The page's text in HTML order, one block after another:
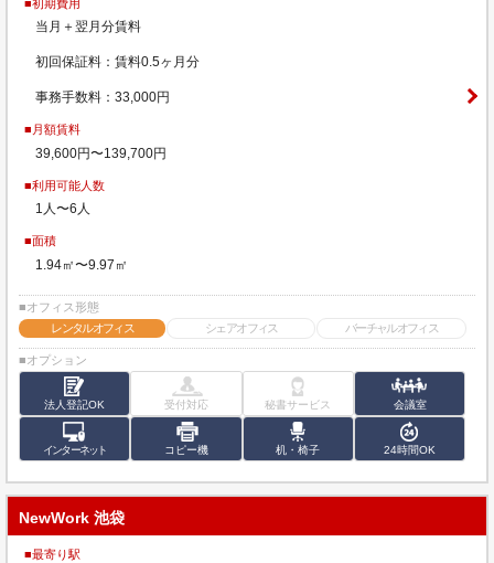
■初期費用
当月＋翌月分賃料
初回保証料：賃料0.5ヶ月分
事務手数料：33,000円
■月額賃料
39,600円〜139,700円
■利用可能人数
1人〜6人
■面積
1.94㎡〜9.97㎡
■オフィス形態
レンタルオフィス
シェアオフィス バーチャルオフィス
■オプション
法人登記OK 受付対応 秘書サービス 会議室
インターネット コピー機 机・椅子 24時間OK
NewWork 池袋
■最寄り駅